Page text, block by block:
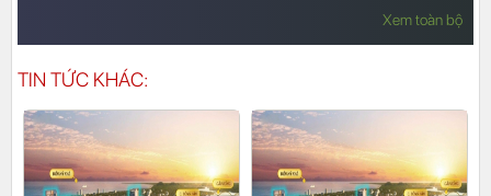
Xem toàn bộ
TIN TỨC KHÁC: